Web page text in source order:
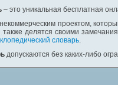
– это уникальная бесплатная
проектом,
делятся своими
словарь.
допускаются без каких-либо